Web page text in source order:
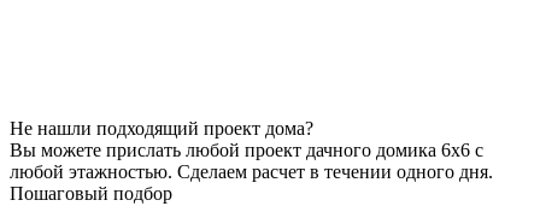
Не нашли подходящий проект дома?
Вы можете прислать любой проект дачного домика 6х6 с
любой этажностью. Сделаем расчет в течении одного дня.
Пошаговый подбор